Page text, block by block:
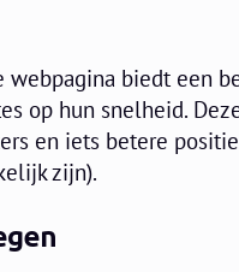
biedt een
op hun snelheid.
en iets betere
zijn).